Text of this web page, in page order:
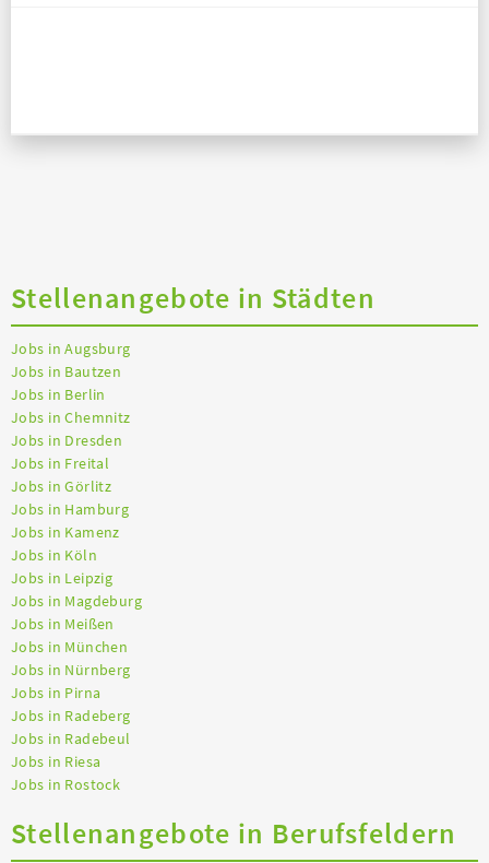
Stellenangebote in Städten
Jobs in Augsburg
Jobs in Bautzen
Jobs in Berlin
Jobs in Chemnitz
Jobs in Dresden
Jobs in Freital
Jobs in Görlitz
Jobs in Hamburg
Jobs in Kamenz
Jobs in Köln
Jobs in Leipzig
Jobs in Magdeburg
Jobs in Meißen
Jobs in München
Jobs in Nürnberg
Jobs in Pirna
Jobs in Radeberg
Jobs in Radebeul
Jobs in Riesa
Jobs in Rostock
Stellenangebote in Berufsfeldern